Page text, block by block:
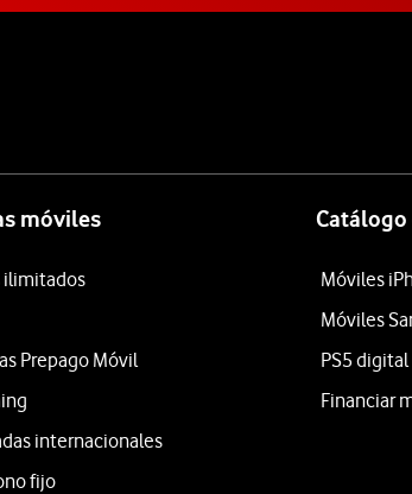
móviles
ilimitados
Prepago Móvil
internacionales
fijo
Móviles
Móviles
PS5 digital
Financiar